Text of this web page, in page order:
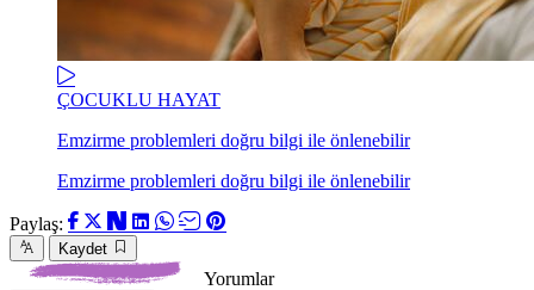
ÇOCUKLU HAYAT
Emzirme problemleri doğru bilgi ile önlenebilir
Emzirme problemleri doğru bilgi ile önlenebilir
Paylaş:
Kaydet
Yorumlar